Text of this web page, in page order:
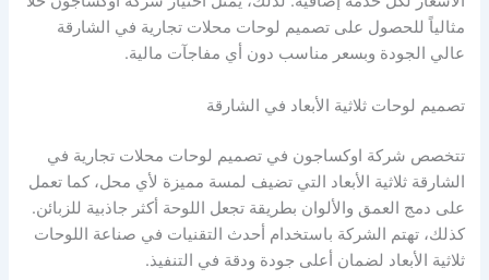
مثالياً للحصول على تصميم لوحات محلات تجارية في الشارقة
عالي الجودة وبسعر مناسب دون أي مفاجآت مالية.
تصميم لوحات ثلاثية الأبعاد في الشارقة
تتخصص شركة اوكساجون في تصميم لوحات محلات تجارية في
الشارقة ثلاثية الأبعاد التي تضيف لمسة مميزة لأي محل، كما تعمل
على دمج العمق والألوان بطريقة تجعل اللوحة أكثر جاذبية للزبائن.
كذلك، تهتم الشركة باستخدام أحدث التقنيات في صناعة اللوحات
ثلاثية الأبعاد لضمان أعلى جودة ودقة في التنفيذ.